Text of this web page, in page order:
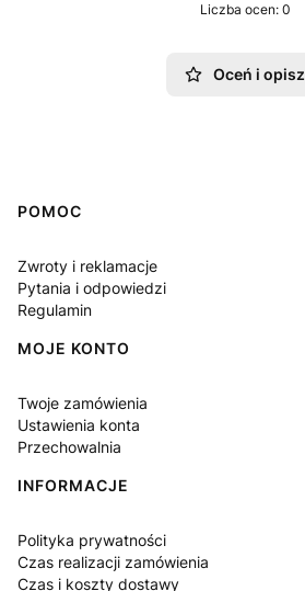
Liczba ocen: 0
Oceń i opisz
Linki w stopce
POMOC
Zwroty i reklamacje
Pytania i odpowiedzi
Regulamin
MOJE KONTO
Twoje zamówienia
Ustawienia konta
Przechowalnia
INFORMACJE
Polityka prywatności
Czas realizacji zamówienia
Czas i koszty dostawy